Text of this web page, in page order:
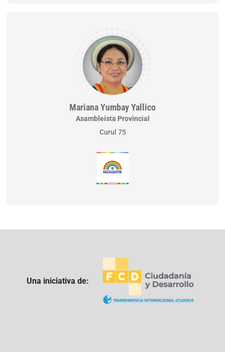
Mariana Yumbay Yallico
Asambleísta Provincial
Curul 75
Una iniciativa de: